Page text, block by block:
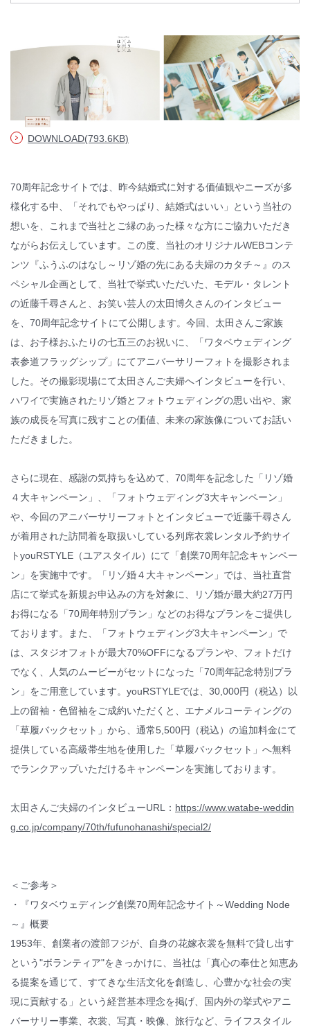
DOWNLOAD(793.6KB)
70周年記念サイトでは、昨今結婚式に対する価値観やニーズが多
様化する中、「それでもやっぱり、結婚式はいい」という当社の
想いを、これまで当社とご縁のあった様々な方にご協力いただき
ながらお伝えしています。この度、当社のオリジナルWEBコンテ
ンツ『ふうふのはなし～リゾ婚の先にある夫婦のカタチ～』のス
ペシャル企画として、当社で挙式いただいた、モデル・タレント
の近藤千尋さんと、お笑い芸人の太田博久さんのインタビュー
を、70周年記念サイトにて公開します。今回、太田さんご家族
は、お子様おふたりの七五三のお祝いに、「ワタベウェディング
表参道フラッグシップ」にてアニバーサリーフォトを撮影されま
した。その撮影現場にて太田さんご夫婦へインタビューを行い、
ハワイで実施されたリゾ婚とフォトウェディングの思い出や、家
族の成長を写真に残すことの価値、未来の家族像についてお話い
ただきました。
さらに現在、感謝の気持ちを込めて、70周年を記念した「リゾ婚
４大キャンペーン」、「フォトウェディング3大キャンペーン」
や、今回のアニバーサリーフォトとインタビューで近藤千尋さん
が着用された訪問着を取扱いしている列席衣裳レンタル予約サイ
トyouRSTYLE（ユアスタイル）にて「創業70周年記念キャンペー
ン」を実施中です。「リゾ婚４大キャンペーン」では、当社直営
店にて挙式を新規お申込みの方を対象に、リゾ婚が最大約27万円
お得になる「70周年特別プラン」などのお得なプランをご提供し
ております。また、「フォトウェディング3大キャンペーン」で
は、スタジオフォトが最大70%OFFになるプランや、フォトだけ
でなく、人気のムービーがセットになった「70周年記念特別プラ
ン」をご用意しています。youRSTYLEでは、30,000円（税込）以
上の留袖・色留袖をご成約いただくと、エナメルコーティングの
「草履バックセット」から、通常5,500円（税込）の追加料金にて
提供している高級帯生地を使用した「草履バックセット」へ無料
でランクアップいただけるキャンペーンを実施しております。
太田さんご夫婦のインタビューURL： https://www.watabe-weddin
g.co.jp/company/70th/fufunohanashi/special2/
＜ご参考＞
・『ワタベウェディング創業70周年記念サイト～Wedding Node
～』概要
1953年、創業者の渡部フジが、自身の花嫁衣裳を無料で貸し出す
という"ボランティア"をきっかけに、当社は「真心の奉仕と知恵あ
る提案を通じて、すてきな生活文化を創造し、心豊かな社会の実
現に貢献する」という経営基本理念を掲げ、国内外の挙式やアニ
バーサリー事業、衣裳、写真・映像、旅行など、ライフスタイル